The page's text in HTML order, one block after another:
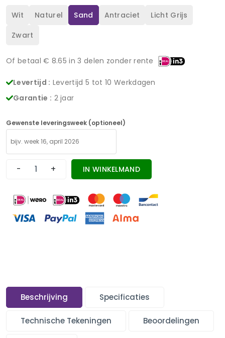
Wit Naturel Sand Antraciet
Licht Grijs
Zwart
Of betaal € 8.65 in 3 delen zonder rente
Levertijd : Levertijd 5 tot 10 Werkdagen
Garantie : 2 jaar
Gewenste leveringsweek (optioneel)
- + IN WINKELMAND
Beschrijving Specificaties
Technische Tekeningen Beoordelingen